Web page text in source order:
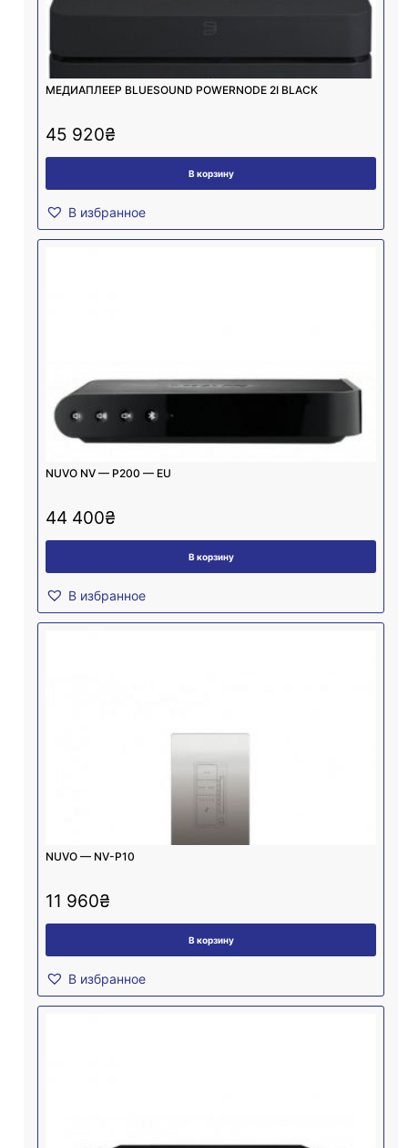
МЕДИАПЛЕЕР BLUESOUND POWERNODE 2I BLACK
45 920₴
В корзину
В избранное
NUVO NV — P200 — EU
44 400₴
В корзину
В избранное
NUVO — NV-P10
11 960₴
В корзину
В избранное